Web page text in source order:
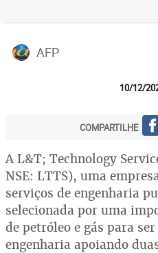
AFP
10/12/
COMPARTILHE
A L&T; Technology
NSE: LTTS), uma
serviços de engenharia
selecionada por uma
de petróleo e gás para
engenharia apoiando